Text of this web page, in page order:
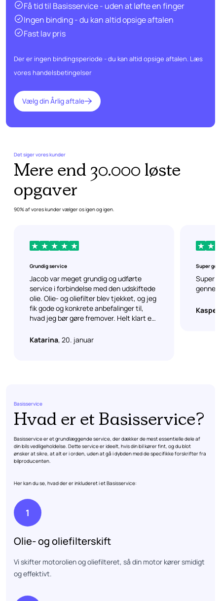
Få tid til Basisservice - uden at løfte en finger
Ingen binding - du kan altid opsige aftalen
Fast lav pris
Der er ingen bindingsperiode - du kan altid opsige aftalen. Læs
vores handelsbetingelser
Vælg din Årlig aftale
Det siger vores kunder
Mere end 30.000 løste
opgaver
90% af vores kunder vælger os igen og igen.
Grundig service
Jacob var meget grundig og udførte
service i forbindelse med den udskiftede
olie. Olie- og oliefilter blev tjekket, og jeg
fik gode og konkrete anbefalinger til,
hvad jeg bør gøre fremover. Helt klart en
Katarina, 20. januar
Super
Super
Kasper
Basisservice
Hvad er et Basisservice?
Basisservice er et grundlæggende service, der dækker de mest essentielle dele af
din bils vedligeholdelse. Dette service er ideelt, hvis din bil kører fint, og du blot
ønsker at sikre, at alt er i orden, uden at gå i dybden med de specifikke forskrifter fra
bilproducenten.
Her kan du se, hvad der er inkluderet i et Basisservice:
1
Olie- og oliefilterskift
Vi skifter motorolien og oliefilteret, så din motor kører smidigt
og effektivt.